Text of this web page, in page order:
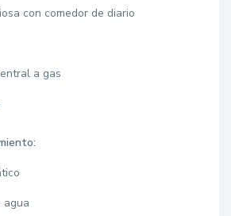
con comedor de diario
a gas
agua